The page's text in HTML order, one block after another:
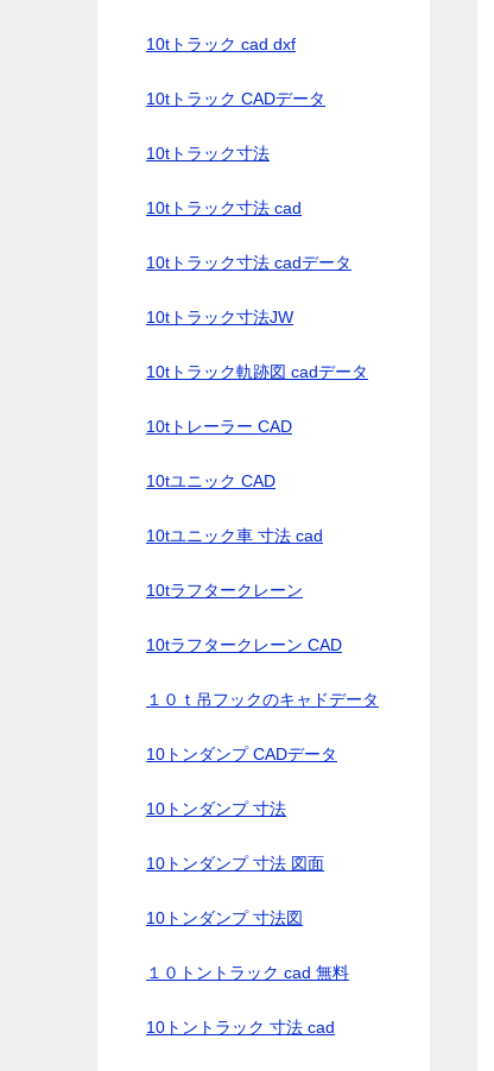
10tトラック cad dxf
10tトラック CADデータ
10tトラック寸法
10tトラック寸法 cad
10tトラック寸法 cadデータ
10tトラック寸法JW
10tトラック軌跡図 cadデータ
10tトレーラー CAD
10tユニック CAD
10tユニック車 寸法 cad
10tラフタークレーン
10tラフタークレーン CAD
１０ｔ吊フックのキャドデータ
10トンダンプ CADデータ
10トンダンプ 寸法
10トンダンプ 寸法 図面
10トンダンプ 寸法図
１０トントラック cad 無料
10トントラック 寸法 cad